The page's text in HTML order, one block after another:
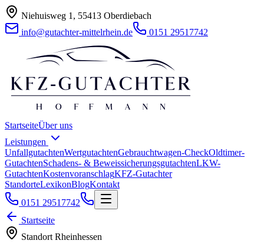
Niehuisweg 1, 55413 Oberdiebach
info@gutachter-mittelrhein.de
0151 29517742
StartseiteÜber uns
Leistungen
UnfallgutachtenWertgutachtenGebrauchtwagen-CheckOldtimer-
GutachtenSchadens- & BeweissicherungsgutachtenLKW-
GutachtenKostenvoranschlagKFZ-Gutachter
StandorteLexikonBlogKontakt
0151 29517742
Startseite
Standort Rheinhessen